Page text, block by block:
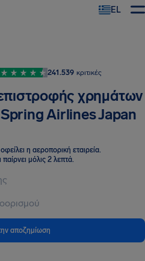
EL
241.539 κριτικές
χρημάτων
Airlines Japan
η αεροπορική εταιρεία.
παίρνει μόλις 2 λεπτά.
αποζημίωση